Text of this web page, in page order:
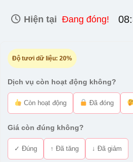
Hiện tại Đang đóng!
Độ tươi dữ liệu: 20%
Dịch vụ còn hoạt động không?
Còn hoạt động Đã đóng
Giá còn đúng không?
✓ Đúng ↑ Đã tăng ↓ Đã giảm